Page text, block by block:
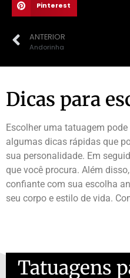
Pinterest
ANTERIOR
Andorinha
Dicas para
Escolher uma tatuagem
algumas dicas rápidas que
sua personalidade. Em
que você procura. Além
confiante com sua escolha
seu corpo e estilo de vida.
Tatuagens